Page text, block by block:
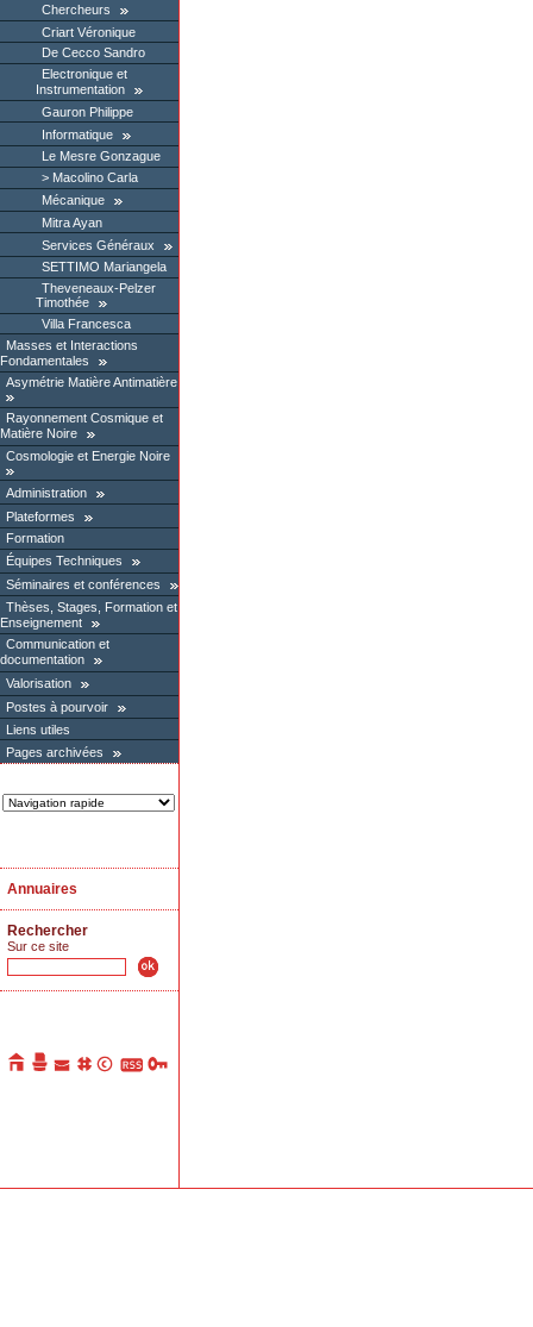
Chercheurs
Criart Véronique
De Cecco Sandro
Electronique et
Instrumentation
Gauron Philippe
Informatique
Le Mesre Gonzague
Macolino Carla
Mécanique
Mitra Ayan
Services Généraux
SETTIMO Mariangela
Theveneaux-Pelzer
Timothée
Villa Francesca
Masses et Interactions
Fondamentales
Asymétrie Matière Antimatière
Rayonnement Cosmique et
Matière Noire
Cosmologie et Energie Noire
Administration
Plateformes
Formation
Équipes Techniques
Séminaires et conférences
Thèses, Stages, Formation et
Enseignement
Communication et
documentation
Valorisation
Postes à pourvoir
Liens utiles
Pages archivées
Annuaires
Rechercher
Sur ce site